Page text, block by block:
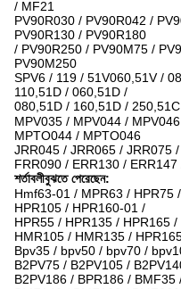
/ MF21
PV90R030 / PV90R042 /
PV90R130 / PV90R180
/ PV90R250 / PV90M75 /
PV90M250
SPV6 / 119 / 51V060,51V /
110,51D / 060,51D /
080,51D / 160,51D /
MPV035 / MPV044 /
MPTO044 / MPTO046
JRR045 / JRR065 / JRR075
FRR090 / ERR130 / ERR147
শর্তাবলীবুঝতে পেরেছেন:
Hmf63-01 / MPR63 / HPR75
HPR105 / HPR160-01 /
HPR55 / HPR135 / HPR165
HMR105 / HMR135 /
Bpv35 / bpv50 / bpv70 /
B2PV75 / B2PV105 /
B2PV186 / BPR186 /